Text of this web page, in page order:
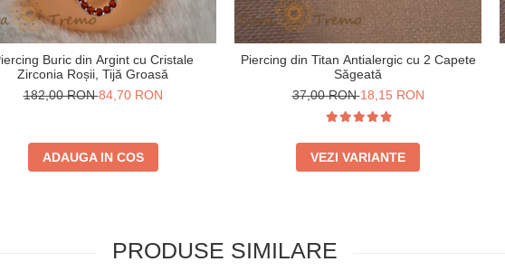
Buric din Argint cu Cristale
Zirconia Roșii, Tijă Groasă
182,00 RON84,70 RON
ADAUGA IN COS
Piercing din Titan Antialergic cu 2 Capete
Săgeată
37,00 RON18,15 RON
VEZI VARIANTE
PRODUSE SIMILARE